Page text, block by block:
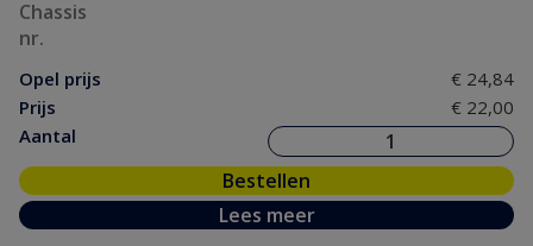
Chassis
nr.
Opel prijs
€ 24,84
Prijs
€ 22,00
Aantal
Bestellen
Lees meer